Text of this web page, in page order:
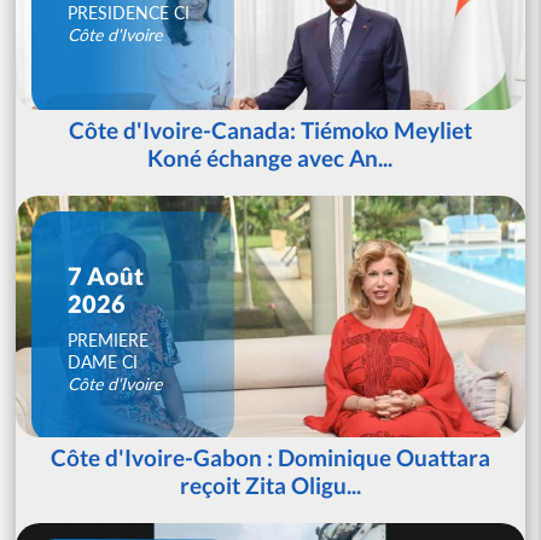
PRESIDENCE CI
Côte d'Ivoire
Côte d'Ivoire-Canada: Tiémoko Meyliet
Koné échange avec An...
7 Août
2026
PREMIERE
DAME CI
Côte d'Ivoire
Côte d'Ivoire-Gabon : Dominique Ouattara
reçoit Zita Oligu...